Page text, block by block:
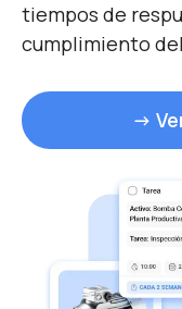
tiempos de
cumplimiento
→